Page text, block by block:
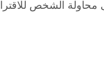
محاولة الشخص